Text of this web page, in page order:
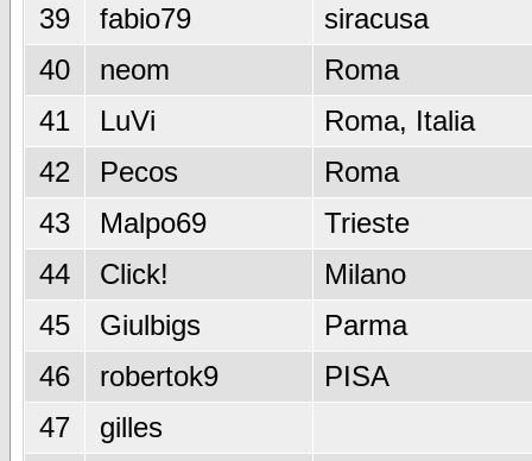
39
fabio79
siracusa
40
neom
Roma
41
LuVi
Roma, Italia
42
Pecos
Roma
43
Malpo69
Trieste
44
Click!
Milano
45
Giulbigs
Parma
46
robertok9
PISA
47
gilles